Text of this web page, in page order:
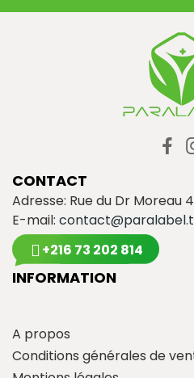
CONTACT
Adresse: Rue du Dr Moreau
E-mail:
+216 73 202 814
INFORMATION
A propos
Conditions générales de